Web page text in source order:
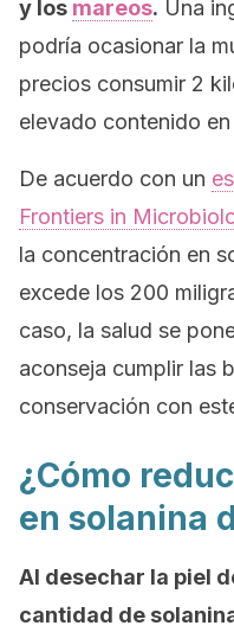
y los mareos. Una
podría ocasionar la
precios consumir 2
elevado contenido en
De acuerdo con un
Frontiers in
la concentración en
excede los 200
caso, la salud se
aconseja cumplir las
conservación con
¿Cómo
en solanina
Al desechar la piel
cantidad de